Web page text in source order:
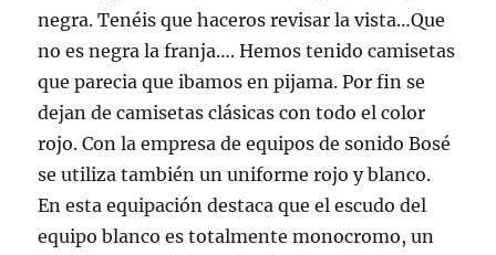
negra. Tenéis que haceros revisar la vista…Que
no es negra la franja…. Hemos tenido camisetas
que parecia que ibamos en pijama. Por fin se
dejan de camisetas clásicas con todo el color
rojo. Con la empresa de equipos de sonido Bosé
se utiliza también un uniforme rojo y blanco.
En esta equipación destaca que el escudo del
equipo blanco es totalmente monocromo, un